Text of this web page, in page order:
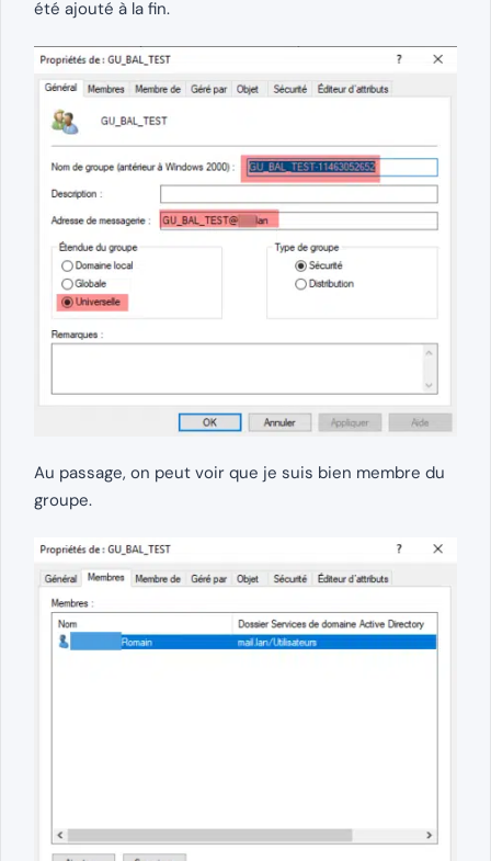
été ajouté à la fin.
Au passage, on peut voir que je suis bien membre du
groupe.